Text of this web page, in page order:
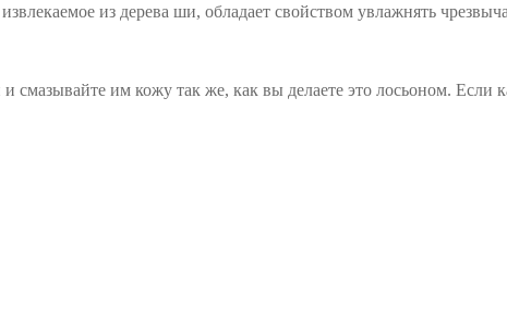
из дерева ши, обладает свойством увлажнять
смазывайте им кожу так же, как вы делаете это лосьоном.